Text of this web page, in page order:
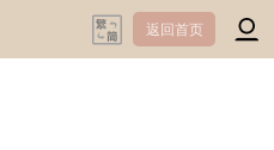
返回首页